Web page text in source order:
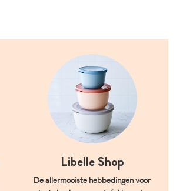
Libelle Shop
De allermooiste hebbedingen voor